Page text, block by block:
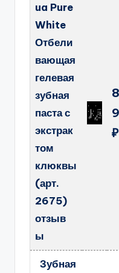
ua Pure
White
Отбели
вающая
гелевая
зубная
паста с
экстрак
том
клюквы
(арт.
2675)
отзыв
ы
8
9
₽
Зубная